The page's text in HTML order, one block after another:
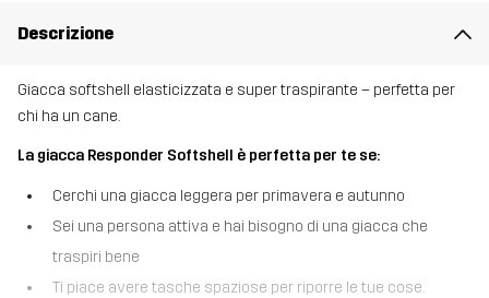
Descrizione
Giacca softshell elasticizzata e super traspirante – perfetta per
chi ha un cane.
La giacca Responder Softshell è perfetta per te se:
Cerchi una giacca leggera per primavera e autunno
Sei una persona attiva e hai bisogno di una giacca che
traspiri bene
Ti piace avere tasche spaziose per riporre le tue cose.